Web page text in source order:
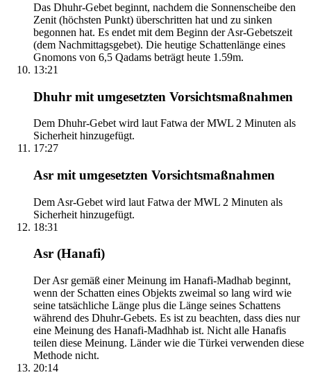
Das Dhuhr-Gebet beginnt, nachdem die Sonnenscheibe den
Zenit (höchsten Punkt) überschritten hat und zu sinken
begonnen hat. Es endet mit dem Beginn der Asr-Gebetszeit
(dem Nachmittagsgebet). Die heutige Schattenlänge eines
Gnomons von 6,5 Qadams beträgt heute 1.59m.
13:21
Dhuhr mit umgesetzten Vorsichtsmaßnahmen
Dem Dhuhr-Gebet wird laut Fatwa der MWL 2 Minuten als
Sicherheit hinzugefügt.
17:27
Asr mit umgesetzten Vorsichtsmaßnahmen
Dem Asr-Gebet wird laut Fatwa der MWL 2 Minuten als
Sicherheit hinzugefügt.
18:31
Asr (Hanafi)
Der Asr gemäß einer Meinung im Hanafi-Madhab beginnt,
wenn der Schatten eines Objekts zweimal so lang wird wie
seine tatsächliche Länge plus die Länge seines Schattens
während des Dhuhr-Gebets. Es ist zu beachten, dass dies nur
eine Meinung des Hanafi-Madhhab ist. Nicht alle Hanafis
teilen diese Meinung. Länder wie die Türkei verwenden diese
Methode nicht.
20:14